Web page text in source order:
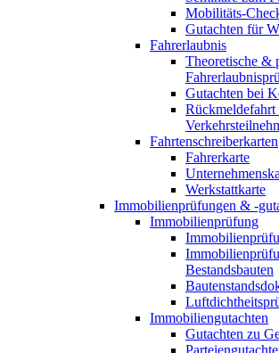
Mobilitäts-
Gutachten für
Fahrerlaubnis
Theoretische &
Gutachten bei
Rückmeldefahrt
Fahrtenschreiberkarten
Fahrerkarte
Werkstattkarte
Immobilienprüfungen & -
Immobilienprüfung
Bestandsbauten
Immobiliengutachten
Gutachten zu